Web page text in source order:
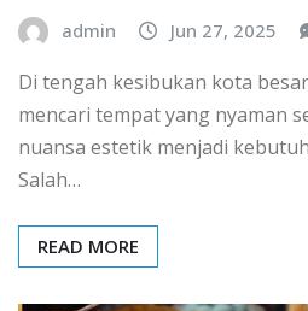
admin Jun 27, 2025
Di tengah kesibukan kota
mencari tempat yang nyaman
nuansa estetik menjadi
Salah…
READ MORE